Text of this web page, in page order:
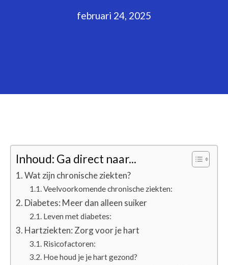
februari 24, 2025
Inhoud: Ga direct naar...
Wat zijn chronische ziekten?
Veelvoorkomende chronische ziekten:
Diabetes: Meer dan alleen suiker
Leven met diabetes:
Hartziekten: Zorg voor je hart
Risicofactoren:
Hoe houd je je hart gezond?